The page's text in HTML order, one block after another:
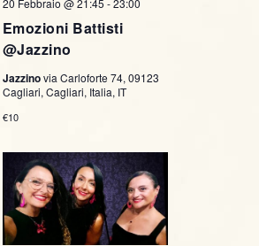
Emozioni Battisti
@Jazzino
Jazzinovia Carloforte 74, 09123
Cagliari, Cagliari, Italia, IT
€10